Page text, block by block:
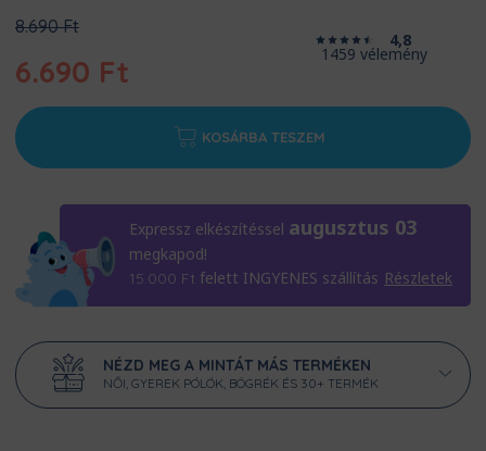
8.690FtOriginal
was:
8.690 Ft.
6.690 Ft
Current
price
is:
4,8
1459 vélemény
KOSÁRBA TESZEM
Expressz elkészítéssel augusztus 03
megkapod!
15.000 Ft felett INGYENES szállítás Részletek
NÉZD MEG A MINTÁT MÁS TERMÉKEN
NŐI, GYEREK PÓLÓK, BÖGRÉK ÉS 30+ TERMÉK